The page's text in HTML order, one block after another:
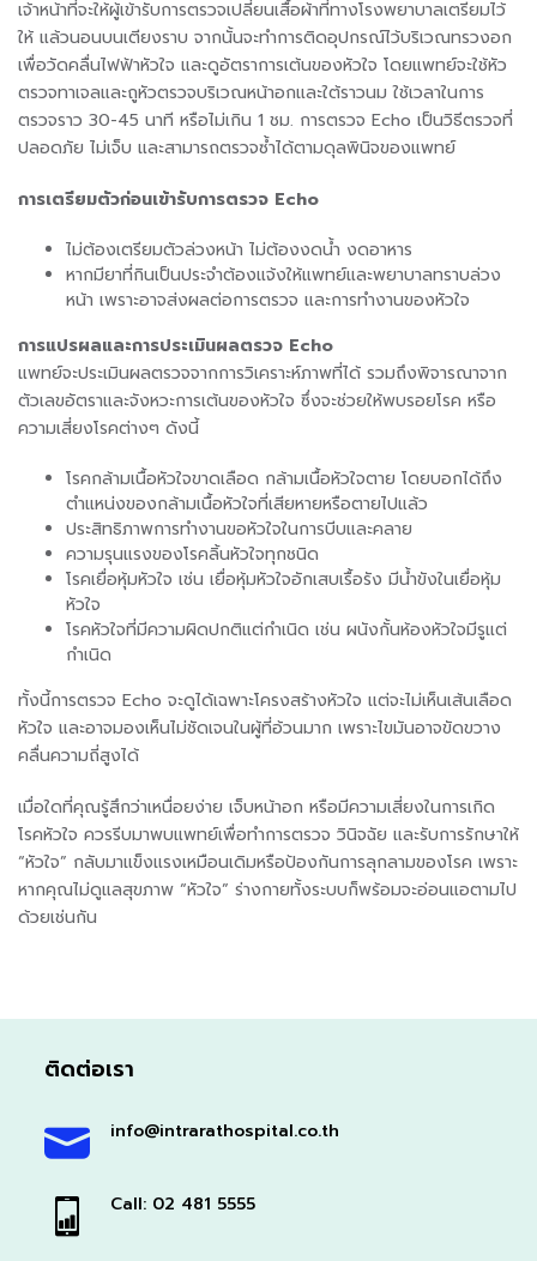
เจ้าหน้าที่จะให้ผู้เข้ารับการตรวจเปลี่ยนเสื้อผ้าที่ทางโรงพยาบาลเตรียมไว้
ให้ แล้วนอนบนเตียงราบ จากนั้นจะทำการติดอุปกรณ์ไว้บริเวณทรวงอก
เพื่อวัดคลื่นไฟฟ้าหัวใจ และดูอัตราการเต้นของหัวใจ โดยแพทย์จะใช้หัว
ตรวจทาเจลและถูหัวตรวจบริเวณหน้าอกและใต้ราวนม ใช้เวลาในการ
ตรวจราว 30-45 นาที หรือไม่เกิน 1 ชม. การตรวจ Echo เป็นวิธีตรวจที่
ปลอดภัย ไม่เจ็บ และสามารถตรวจซ้ำได้ตามดุลพินิจของแพทย์
การเตรียมตัวก่อนเข้ารับการตรวจ Echo
ไม่ต้องเตรียมตัวล่วงหน้า ไม่ต้องงดน้ำ งดอาหาร
หากมียาที่กินเป็นประจำต้องแจ้งให้แพทย์และพยาบาลทราบล่วง
หน้า เพราะอาจส่งผลต่อการตรวจ และการทำงานของหัวใจ
การแปรผลและการประเมินผลตรวจ Echo
แพทย์จะประเมินผลตรวจจากการวิเคราะห์ภาพที่ได้ รวมถึงพิจารณาจาก
ตัวเลขอัตราและจังหวะการเต้นของหัวใจ ซึ่งจะช่วยให้พบรอยโรค หรือ
ความเสี่ยงโรคต่างๆ ดังนี้
โรคกล้ามเนื้อหัวใจขาดเลือด กล้ามเนื้อหัวใจตาย โดยบอกได้ถึง
ตำแหน่งของกล้ามเนื้อหัวใจที่เสียหายหรือตายไปแล้ว
ประสิทธิภาพการทำงานขอหัวใจในการบีบและคลาย
ความรุนแรงของโรคลิ้นหัวใจทุกชนิด
โรคเยื่อหุ้มหัวใจ เช่น เยื่อหุ้มหัวใจอักเสบเรื้อรัง มีน้ำขังในเยื่อหุ้ม
หัวใจ
โรคหัวใจที่มีความผิดปกติแต่กำเนิด เช่น ผนังกั้นห้องหัวใจมีรูแต่
กำเนิด
ทั้งนี้การตรวจ Echo จะดูได้เฉพาะโครงสร้างหัวใจ แต่จะไม่เห็นเส้นเลือด
หัวใจ และอาจมองเห็นไม่ชัดเจนในผู้ที่อ้วนมาก เพราะไขมันอาจขัดขวาง
คลื่นความถี่สูงได้
เมื่อใดที่คุณรู้สึกว่าเหนื่อยง่าย เจ็บหน้าอก หรือมีความเสี่ยงในการเกิด
โรคหัวใจ ควรรีบมาพบแพทย์เพื่อทำการตรวจ วินิจฉัย และรับการรักษาให้
“หัวใจ” กลับมาแข็งแรงเหมือนเดิมหรือป้องกันการลุกลามของโรค เพราะ
หากคุณไม่ดูแลสุขภาพ “หัวใจ” ร่างกายทั้งระบบก็พร้อมจะอ่อนแอตามไป
ด้วยเช่นกัน
ติดต่อเรา
info@intrarathospital.co.th
Call: 02 481 5555